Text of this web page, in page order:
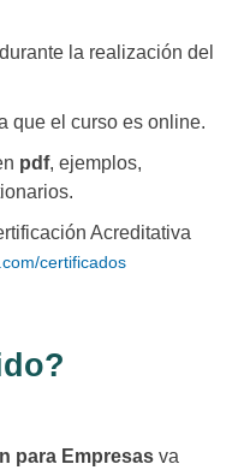
la realización del
que el curso es online.
pdf, ejemplos,
Acreditativa
certificados
para Empresas va